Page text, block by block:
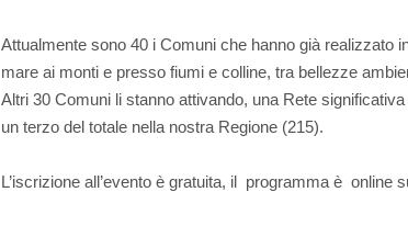
Attualmente sono 40 i Comuni che hanno già realizzato
mare ai monti e presso fiumi e colline, tra bellezze
Altri 30 Comuni li stanno attivando, una Rete
un terzo del totale nella nostra Regione (215).
L’iscrizione all’evento è gratuita, il programma è online